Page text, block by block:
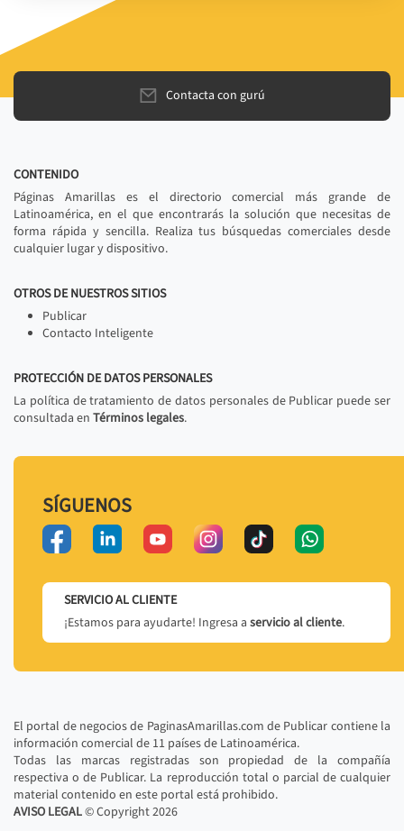
Contacta con gurú
CONTENIDO
Páginas Amarillas es el directorio comercial más grande de
Latinoamérica, en el que encontrarás la solución que necesitas de
forma rápida y sencilla. Realiza tus búsquedas comerciales desde
cualquier lugar y dispositivo.
OTROS DE NUESTROS SITIOS
Publicar
Contacto Inteligente
PROTECCIÓN DE DATOS PERSONALES
La política de tratamiento de datos personales de Publicar puede ser
consultada en Términos legales.
SÍGUENOS
SERVICIO AL CLIENTE
¡Estamos para ayudarte! Ingresa a servicio al cliente.
El portal de negocios de PaginasAmarillas.com de Publicar contiene la
información comercial de 11 países de Latinoamérica.
Todas las marcas registradas son propiedad de la compañía
respectiva o de Publicar. La reproducción total o parcial de cualquier
material contenido en este portal está prohibido.
AVISO LEGAL© Copyright2026